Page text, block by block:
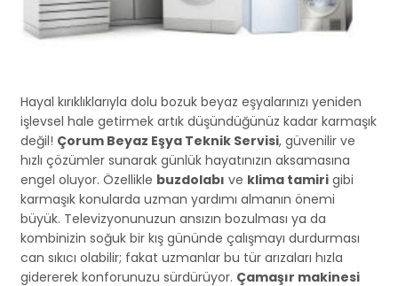
Hayal kırıklıklarıyla dolu bozuk beyaz eşyalarınızı yeniden
işlevsel hale getirmek artık düşündüğünüz kadar karmaşık
değil! Çorum Beyaz Eşya Teknik Servisi, güvenilir ve
hızlı çözümler sunarak günlük hayatınızın aksamasına
engel oluyor. Özellikle buzdolabı ve klima tamiri gibi
karmaşık konularda uzman yardımı almanın önemi
büyük. Televizyonunuzun ansızın bozulması ya da
kombinizin soğuk bir kış gününde çalışmayı durdurması
can sıkıcı olabilir; fakat uzmanlar bu tür arızaları hızla
gidererek konforunuzu sürdürüyor. Çamaşır makinesi